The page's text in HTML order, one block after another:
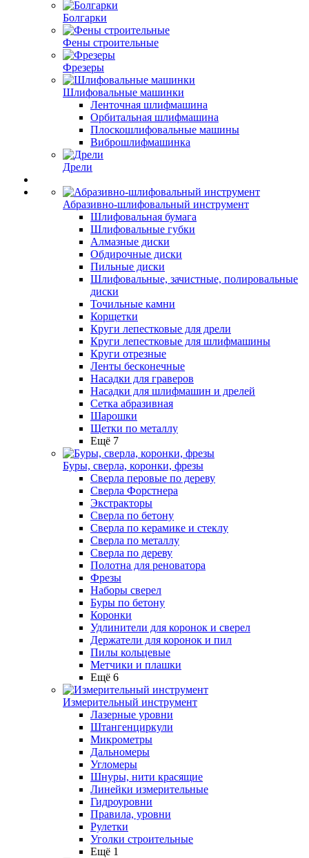
Болгарки
Фены строительные
Фрезеры
Шлифовальные машинки
Ленточная шлифмашина
Орбитальная шлифмашина
Плоскошлифовальные машины
Виброшлифмашинка
Дрели
Абразивно-шлифовальный инструмент
Шлифовальная бумага
Шлифовальные губки
Алмазные диски
Обдирочные диски
Пильные диски
Шлифовальные, зачистные, полировальные
диски
Точильные камни
Корщетки
Круги лепестковые для дрели
Круги лепестковые для шлифмашины
Круги отрезные
Ленты бесконечные
Насадки для граверов
Насадки для шлифмашин и дрелей
Сетка абразивная
Шарошки
Щетки по металлу
Ещё 7
Буры, сверла, коронки, фрезы
Сверла перовые по дереву
Сверла Форстнера
Экстракторы
Сверла по бетону
Сверла по керамике и стеклу
Сверла по металлу
Сверла по дереву
Полотна для реноватора
Фрезы
Наборы сверел
Буры по бетону
Коронки
Удлинители для коронок и сверел
Держатели для коронок и пил
Пилы кольцевые
Метчики и плашки
Ещё 6
Измерительный инструмент
Лазерные уровни
Штангенциркули
Микрометры
Дальномеры
Угломеры
Шнуры, нити красящие
Линейки измерительные
Гидроуровни
Правила, уровни
Рулетки
Уголки строительные
Ещё 1